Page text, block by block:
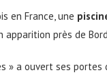
en France, une
apparition près de
» a ouvert ses portes